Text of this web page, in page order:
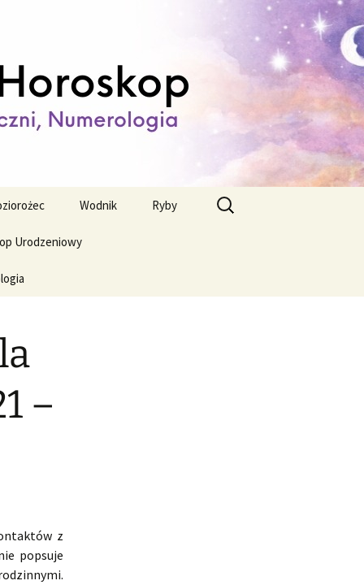
Wodnik Ryby
Urodzeniowy
Szukaj:
–
z
popsuje